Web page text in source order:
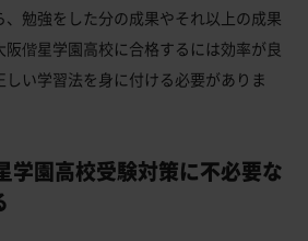
、勉強をした分の成果やそれ以上の成果
偕星学園高校に合格するには効率が良
しい学習法を身に付ける必要がありま
学園高校受験対策に不必要な